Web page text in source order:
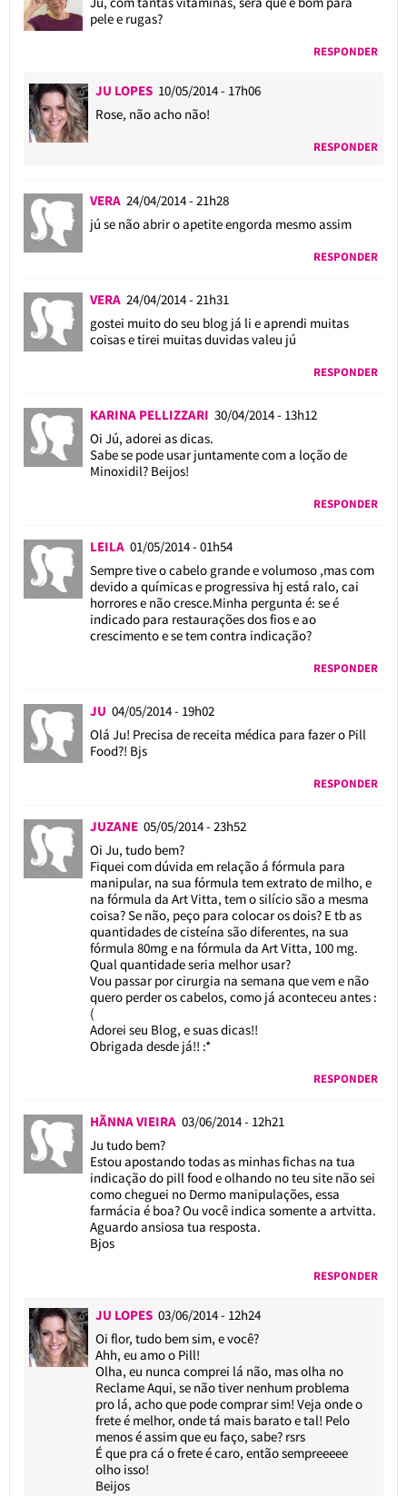
pele e rugas?
RESPONDER
JU LOPES 10/05/2014 - 17h06
Rose, não acho não!
RESPONDER
VERA 24/04/2014 - 21h28
jú se não abrir o apetite engorda mesmo assim
RESPONDER
VERA 24/04/2014 - 21h31
gostei muito do seu blog já li e aprendi muitas
coisas e tirei muitas duvidas valeu jú
RESPONDER
KARINA PELLIZZARI 30/04/2014 - 13h12
Oi Jú, adorei as dicas.
Sabe se pode usar juntamente com a loção de
Minoxidil? Beijos!
RESPONDER
LEILA 01/05/2014 - 01h54
Sempre tive o cabelo grande e volumoso ,mas com
devido a químicas e progressiva hj está ralo, cai
horrores e não cresce.Minha pergunta é: se é
indicado para restaurações dos fios e ao
crescimento e se tem contra indicação?
RESPONDER
JU 04/05/2014 - 19h02
Olá Ju! Precisa de receita médica para fazer o Pill
Food?! Bjs
RESPONDER
JUZANE 05/05/2014 - 23h52
Oi Ju, tudo bem?
Fiquei com dúvida em relação á fórmula para
manipular, na sua fórmula tem extrato de milho, e
na fórmula da Art Vitta, tem o silício são a mesma
coisa? Se não, peço para colocar os dois? E tb as
quantidades de cisteína são diferentes, na sua
fórmula 80mg e na fórmula da Art Vitta, 100 mg.
Qual quantidade seria melhor usar?
Vou passar por cirurgia na semana que vem e não
quero perder os cabelos, como já aconteceu antes :
(
Adorei seu Blog, e suas dicas!!
Obrigada desde já!! :*
RESPONDER
HÃNNA VIEIRA 03/06/2014 - 12h21
Ju tudo bem?
Estou apostando todas as minhas fichas na tua
indicação do pill food e olhando no teu site não sei
como cheguei no Dermo manipulações, essa
farmácia é boa? Ou você indica somente a artvitta.
Aguardo ansiosa tua resposta.
Bjos
RESPONDER
JU LOPES 03/06/2014 - 12h24
Oi flor, tudo bem sim, e você?
Ahh, eu amo o Pill!
Olha, eu nunca comprei lá não, mas olha no
Reclame Aqui, se não tiver nenhum problema
pro lá, acho que pode comprar sim! Veja onde o
frete é melhor, onde tá mais barato e tal! Pelo
menos é assim que eu faço, sabe? rsrs
É que pra cá o frete é caro, então sempreeeee
olho isso!
Beijos